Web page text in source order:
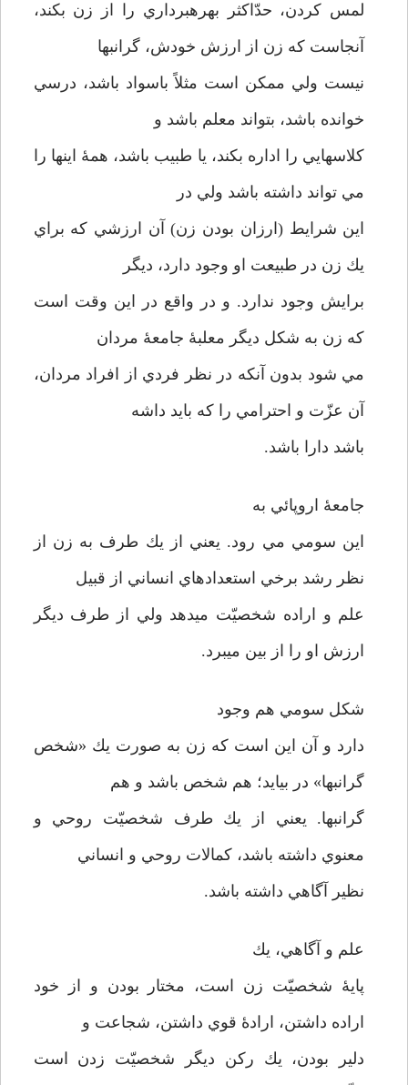
لمس كردن، حدّاكثر بهره­برداري را از زن بكند،
آنجاست كه زن از ارزش خودش، گرانبها
نيست ولي ممكن است مثلاً باسواد باشد، درسي
خوانده باشد، بتواند معلم باشد و
كلاسهايي را اداره بكند، يا طبيب باشد، همۀ اينها را
مي تواند داشته باشد ولي در
اين شرايط (ارزان بودن زن) آن ارزشي كه براي
يك زن در طبيعت او وجود دارد، ديگر
برايش وجود ندارد. و در واقع در اين وقت است
كه زن به شكل ديگر معلبۀ جامعۀ مردان
مي شود بدون آنكه در نظر فردي از افراد مردان،
آن عزّت و احترامي را كه بايد داشه
باشد دارا باشد.
جامعۀ اروپائي به
اين سومي مي رود. يعني از يك طرف به زن از
نظر رشد برخي استعدادهاي انساني از قبيل
علم و اراده شخصيّت مي­دهد ولي از طرف ديگر
ارزش او را از بين مي­برد.
شكل سومي هم وجود
دارد و آن اين است كه زن به صورت يك «شخص
گرانبها» در بيايد؛ هم شخص باشد و هم
گرانبها. يعني از يك طرف شخصيّت روحي و
معنوي داشته باشد، كمالات روحي و انساني
نظير آگاهي داشته باشد.
علم و آگاهي،‌ يك
پايۀ شخصيّت زن است، مختار بودن و از خود
اراده داشتن، ارادۀ قوي داشتن،‌ شجاعت و
دلير بودن، يك ركن ديگر شخصيّت زدن است